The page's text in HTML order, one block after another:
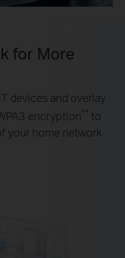
for More
devices and overlay
encryption** to
your home network